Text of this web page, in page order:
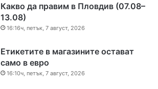
Какво да правим в Пловдив (07.08–
13.08)
16:16ч, петък, 7 август, 2026
Етикетите в магазините остават
само в евро
16:10ч, петък, 7 август, 2026